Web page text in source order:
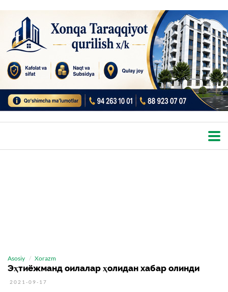
Asosiy Xorazm
Эҳтиёжманд оилалар ҳолидан хабар олинди
2021-09-17